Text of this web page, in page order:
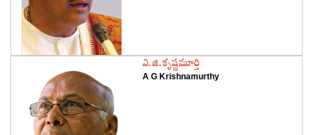
‌ఎ.జి.కృష్ణమూర్తి
A G Krishnamurthy